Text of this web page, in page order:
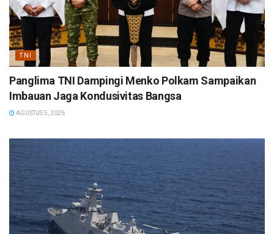
TNI
Panglima TNI Dampingi Menko Polkam Sampaikan
Imbauan Jaga Kondusivitas Bangsa
AGUSTUS 5, 2026